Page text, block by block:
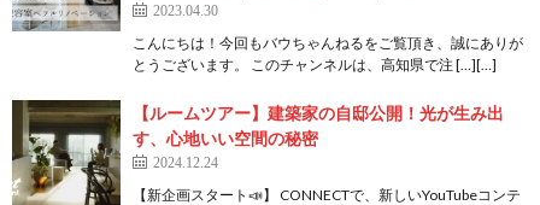
2023.04.30
こんにちは！今回もバウちゃんねるをご覧頂き、誠にありが
とうございます。 このチャンネルは、高知県で注 […][…]
【ルームツアー】建築家の自邸公開！光が生み出
す、心地いい空間の秘密
2024.12.24
【新企画スタート📣】 CONNECTで、新しいYouTubeコンテ